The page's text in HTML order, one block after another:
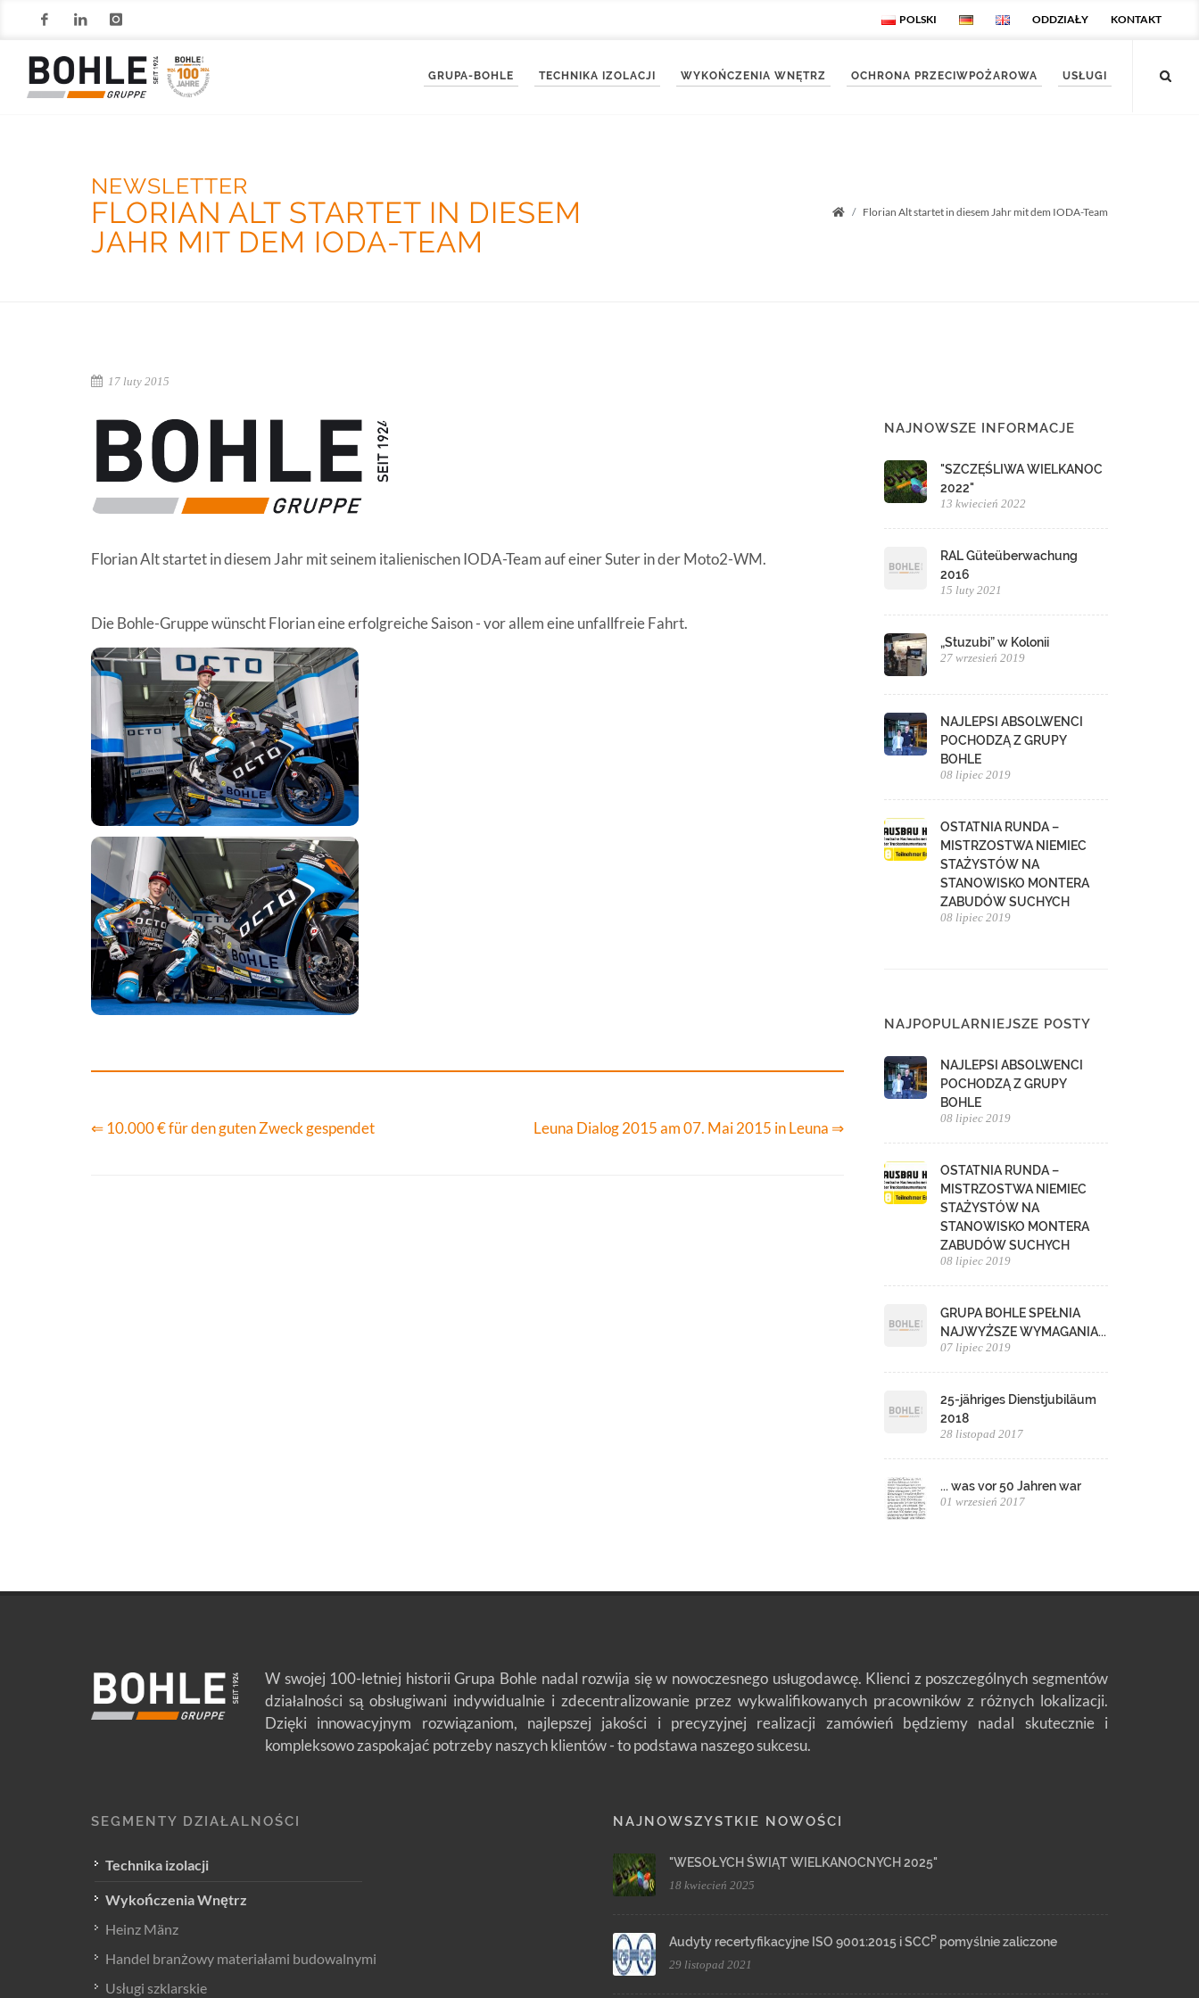
FacebookLinkedInInstagram
POLSKI ODDZIAŁY KONTAKT
GRUPA-BOHLE TECHNIKA IZOLACJI WYKOŃCZENIA WNĘTRZ OCHRONA PRZECIWPOŻAROWA USŁUGI
NEWSLETTER
FLORIAN ALT STARTET IN DIESEM
JAHR MIT DEM IODA-TEAM
Startseite
Florian Alt startet in diesem Jahr mit dem IODA-Team
17 luty 2015
Florian Alt startet in diesem Jahr mit seinem italienischen IODA-Team auf einer Suter in der Moto2-WM.
Die Bohle-Gruppe wünscht Florian eine erfolgreiche Saison - vor allem eine unfallfreie Fahrt.
⇐ 10.000 € für den guten Zweck gespendet Leuna Dialog 2015 am 07. Mai 2015 in Leuna ⇒
NAJNOWSZE INFORMACJE
"SZCZĘŚLIWA WIELKANOC
2022"
13 kwiecień 2022
RAL Güteüberwachung
2016
15 luty 2021
„Stuzubi” w Kolonii
27 wrzesień 2019
NAJLEPSI ABSOLWENCI
POCHODZĄ Z GRUPY
BOHLE
08 lipiec 2019
OSTATNIA RUNDA –
MISTRZOSTWA NIEMIEC
STAŻYSTÓW NA
STANOWISKO MONTERA
ZABUDÓW SUCHYCH
08 lipiec 2019
NAJPOPULARNIEJSZE POSTY
NAJLEPSI ABSOLWENCI
POCHODZĄ Z GRUPY
BOHLE
08 lipiec 2019
OSTATNIA RUNDA –
MISTRZOSTWA NIEMIEC
STAŻYSTÓW NA
STANOWISKO MONTERA
ZABUDÓW SUCHYCH
08 lipiec 2019
GRUPA BOHLE SPEŁNIA
NAJWYŻSZE WYMAGANIA...
07 lipiec 2019
25-jähriges Dienstjubiläum
2018
28 listopad 2017
... was vor 50 Jahren war
01 wrzesień 2017
W swojej 100-letniej historii Grupa Bohle nadal rozwija się w nowoczesnego usługodawcę. Klienci z poszczególnych segmentów
działalności są obsługiwani indywidualnie i zdecentralizowanie przez wykwalifikowanych pracowników z różnych lokalizacji.
Dzięki innowacyjnym rozwiązaniom, najlepszej jakości i precyzyjnej realizacji zamówień będziemy nadal skutecznie i
kompleksowo zaspokajać potrzeby naszych klientów - to podstawa naszego sukcesu.
SEGMENTY DZIAŁALNOŚCI
Technika izolacji
Wykończenia Wnętrz
Heinz Mänz
Handel branżowy materiałami budowalnymi
Usługi szklarskie
NAJNOWSZYSTKIE NOWOŚCI
"WESOŁYCH ŚWIĄT WIELKANOCNYCH 2025"
18 kwiecień 2025
Audyty recertyfikacyjne ISO 9001:2015 i SCCP pomyślnie zaliczone
29 listopad 2021